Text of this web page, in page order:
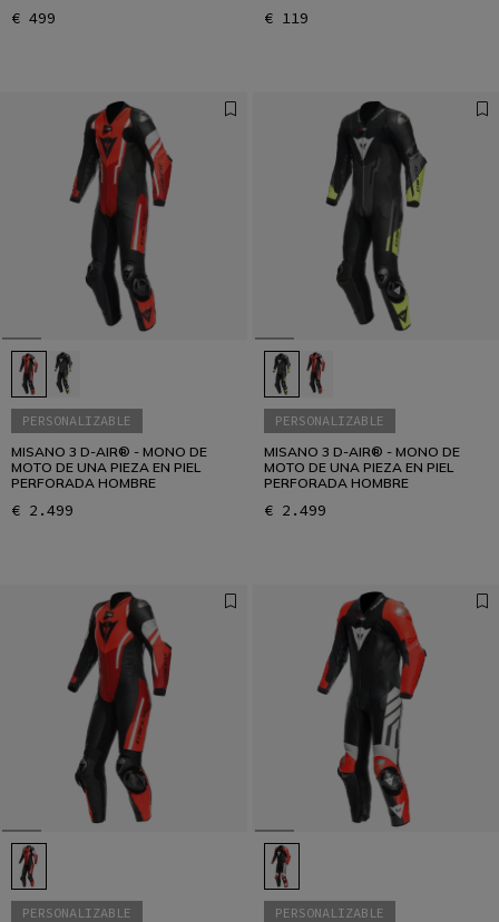
€ 499 € 119
PERSONALIZABLE
MISANO 3 D-AIR® - MONO DE
MOTO DE UNA PIEZA EN PIEL
PERFORADA HOMBRE
€ 2.499
PERSONALIZABLE
MISANO 3 D-AIR® - MONO DE
MOTO DE UNA PIEZA EN PIEL
PERFORADA HOMBRE
€ 2.499
PERSONALIZABLE
PERSONALIZABLE